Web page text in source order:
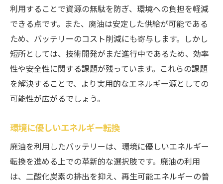
利用することで資源の無駄を防ぎ、環境への負担を軽減
できる点です。また、廃油は安定した供給が可能である
ため、バッテリーのコスト削減にも寄与します。しかし
短所としては、技術開発がまだ進行中であるため、効率
性や安全性に関する課題が残っています。これらの課題
を解決することで、より実用的なエネルギー源としての
可能性が広がるでしょう。
環境に優しいエネルギー転換
廃油を利用したバッテリーは、環境に優しいエネルギー
転換を進める上での革新的な選択肢です。廃油の利用
は、二酸化炭素の排出を抑え、再生可能エネルギーの普